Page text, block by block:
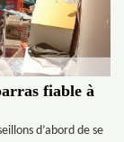
fiable à
d’abord de se